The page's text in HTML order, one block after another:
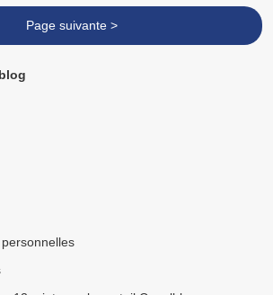
Page suivante >